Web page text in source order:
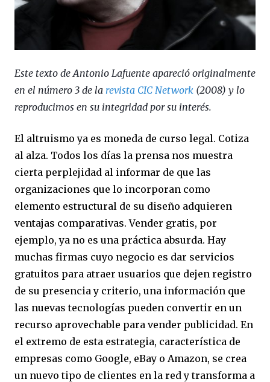
Este texto de Antonio Lafuente apareció originalmente
en el número 3 de la revista CIC Network (2008) y lo
reproducimos en su integridad por su interés.
El altruismo ya es moneda de curso legal. Cotiza
al alza. Todos los días la prensa nos muestra
cierta perplejidad al informar de que las
organizaciones que lo incorporan como
elemento estructural de su diseño adquieren
ventajas comparativas. Vender gratis, por
ejemplo, ya no es una práctica absurda. Hay
muchas firmas cuyo negocio es dar servicios
gratuitos para atraer usuarios que dejen registro
de su presencia y criterio, una información que
las nuevas tecnologías pueden convertir en un
recurso aprovechable para vender publicidad. En
el extremo de esta estrategia, característica de
empresas como Google, eBay o Amazon, se crea
un nuevo tipo de clientes en la red y transforma a